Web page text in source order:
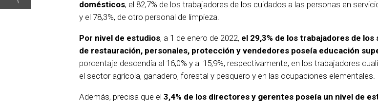
domésticos, el 82,7% de los trabajadores de los cuidados a las personas en
y el 78,3%, de otro personal de limpieza.
Por nivel de estudios, a 1 de enero de 2022, el 29,3% de los trabajadores de los
de restauración, personales, protección y vendedores poseía educación
porcentaje descendía al 16,0% y al 15,9%, respectivamente, en los trabajadores
el sector agrícola, ganadero, forestal y pesquero y en las ocupaciones elementales.
Además, precisa que el 3,4% de los directores y gerentes poseía un nivel de